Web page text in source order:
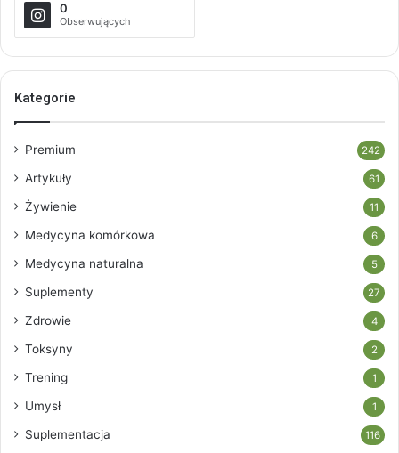
0
Obserwujących
Kategorie
Premium 242
Artykuły 61
Żywienie 11
Medycyna komórkowa 6
Medycyna naturalna 5
Suplementy 27
Zdrowie 4
Toksyny 2
Trening 1
Umysł 1
Suplementacja 116